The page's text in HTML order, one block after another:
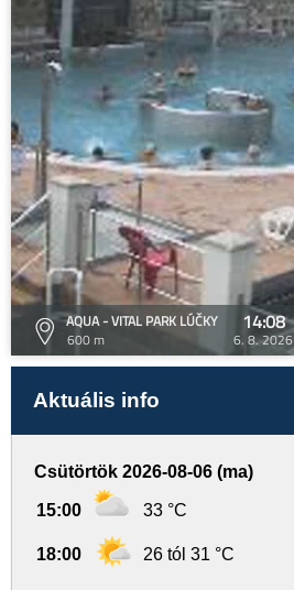
AQUA - VITAL PARK LÚČKY
600 m
14:08
6. 8. 2026
Aktuális info
Csütörtök 2026-08-06 (ma)
15:00 33 °C
18:00 26 tól 31 °C